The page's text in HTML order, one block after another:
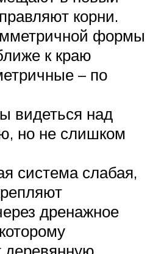
корни.
формы
к краю
– по
видеться над
но не слишком
система слабая,
дренажное